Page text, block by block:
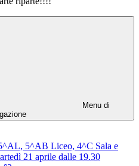
Menu di
5^AB Liceo, 4^C Sala e
21 aprile dalle 19.30